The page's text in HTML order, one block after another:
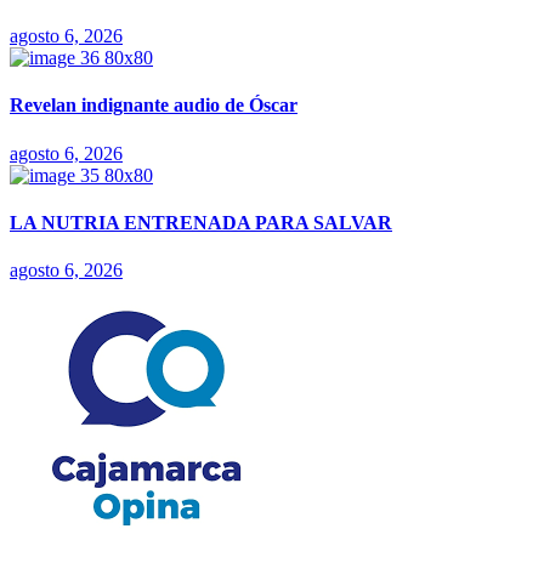
agosto 6, 2026
Revelan indignante audio de Óscar
agosto 6, 2026
LA NUTRIA ENTRENADA PARA SALVAR
agosto 6, 2026